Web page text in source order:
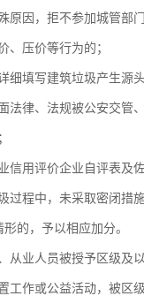
因，拒不参加城管部
压价等行为的；
填写建筑垃圾产生源
律、法规被公安交管
用评价企业自评表及
程中，未采取密闭措
的，予以相应加分。
业人员被授予区级及
作或公益活动，被区